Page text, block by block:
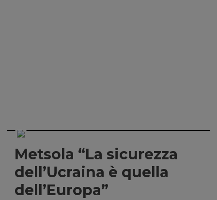
Metsola “La sicurezza
dell’Ucraina è quella
dell’Europa”